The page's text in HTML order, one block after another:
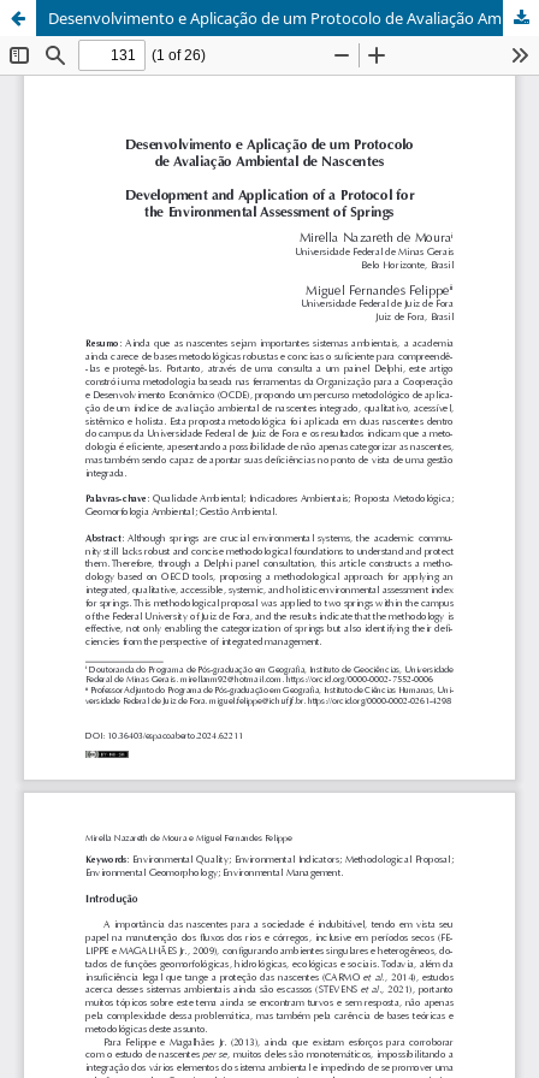
Desenvolvimento e Aplicação de um Protocolo de Avaliação Ambiental de Nascentes